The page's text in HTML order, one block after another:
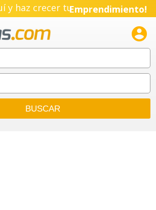
y haz crecer tuEmprendimiento!
